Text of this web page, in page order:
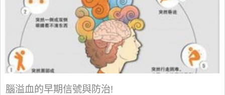
腦溢血的早期信號與防治!